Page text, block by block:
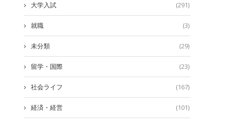
大学入試 (291)
就職 (3)
未分類 (29)
留学・国際 (23)
社会ライフ (167)
経済・経営 (101)